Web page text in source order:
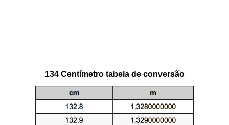
134 Centímetro tabela de conversão